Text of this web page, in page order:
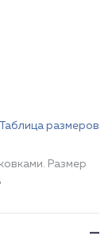
Таблица размеров
Размер